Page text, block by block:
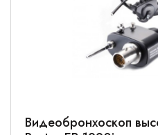
Видеобронхоскоп